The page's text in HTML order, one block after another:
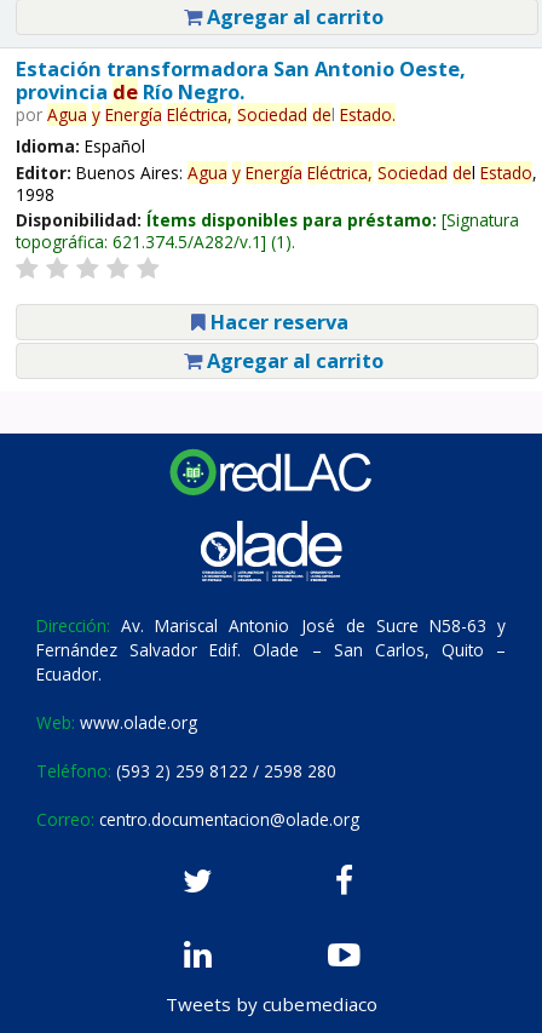
Agregar al carrito
Estación transformadora San Antonio Oeste,
provincia deRío Negro.
por Agua y Energía Eléctrica, Sociedad del Estado.
Idioma: Español
Editor: Buenos Aires: Agua y Energía Eléctrica, Sociedad del Estado,
1998
Disponibilidad: Ítems disponibles para préstamo: Signatura
topográfica: 621.374.5/A282/v.1 (1).
Hacer reserva
Agregar al carrito
Dirección: Av. Mariscal Antonio José de Sucre N58-63 y
Fernández Salvador Edif. Olade – San Carlos, Quito –
Ecuador.
Web: www.olade.org
Teléfono: (593 2) 259 8122 / 2598 280
Correo: centro.documentacion@olade.org
Tweets by cubemediaco